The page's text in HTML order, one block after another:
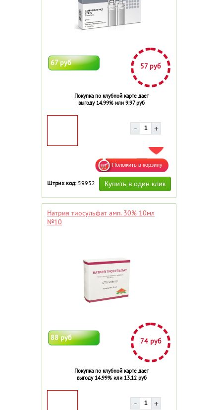
67 руб 57 руб
Покупка по клубной карте дает
выгоду 14.99% или 9.97 руб
ДОБАВИТЬ В ИЗБРАННОЕ
Штрих код: 59932
Натрия тиосульфат амп. 30% 10мл
№10
88 руб 74 руб
Покупка по клубной карте дает
выгоду 14.99% или 13.12 руб